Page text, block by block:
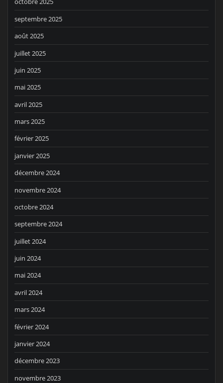
septembre 2025
août 2025
juillet 2025
juin 2025
mai 2025
avril 2025
mars 2025
février 2025
janvier 2025
décembre 2024
novembre 2024
octobre 2024
septembre 2024
juillet 2024
juin 2024
mai 2024
avril 2024
mars 2024
février 2024
janvier 2024
décembre 2023
novembre 2023